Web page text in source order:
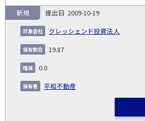
2009-10-19
クレッシェンド投資法人
新規
19.87
0.0
平和不動産